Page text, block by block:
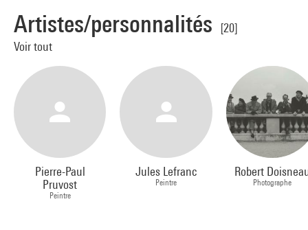
Artistes/personnalités
[20]
Voir tout
Pierre-Paul
Pruvost
Peintre
Jules Lefranc
Peintre
Robert
Photographe